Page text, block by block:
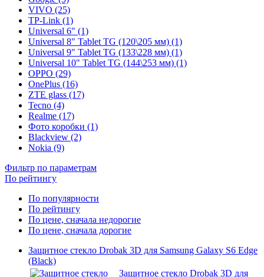
VIVO (25)
TP-Link (1)
Universal 6" (1)
Universal 8" Tablet TG (120\205 мм) (1)
Universal 9" Tablet TG (133\228 мм) (1)
Universal 10" Tablet TG (144\253 мм) (1)
OPPO (29)
OnePlus (16)
ZTE glass (17)
Tecno (4)
Realme (17)
Фото коробки (1)
Blackview (2)
Nokia (9)
Фильтр по параметрам
По рейтингу
По популярности
По рейтингу
По цене, сначала недорогие
По цене, сначала дорогие
Защитное стекло Drobak 3D для Samsung Galaxy S6 Edge
(Black)
Защитное стекло Drobak 3D для